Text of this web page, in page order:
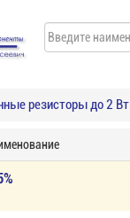
резисторы до 2 Вт